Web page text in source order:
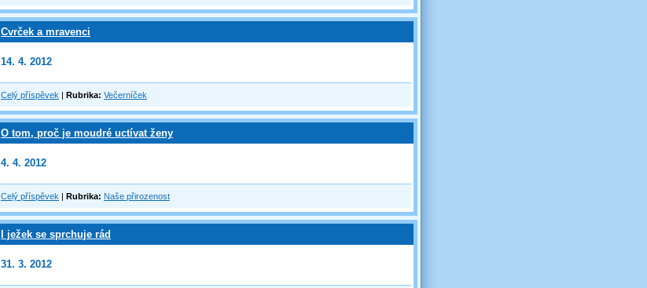
Cvrček a mravenci
14. 4. 2012
Celý příspěvek | Rubrika: Večerníček
O tom, proč je moudré uctívat ženy
4. 4. 2012
Celý příspěvek | Rubrika: Naše přirozenost
I ježek se sprchuje rád
31. 3. 2012